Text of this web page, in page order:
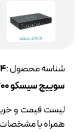
شناسه محصول :
سوییچ سیسکو Cisco SRW208 K9 SF 300
همراه با مشخصات